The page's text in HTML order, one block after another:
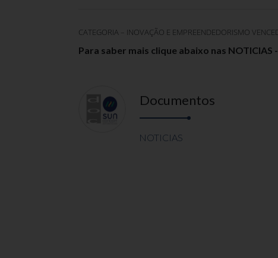
CATEGORIA – INOVAÇÃO E EMPREENDEDORISMO
Para saber mais clique abaixo nas NOTICIAS
Documentos
NOTICIAS